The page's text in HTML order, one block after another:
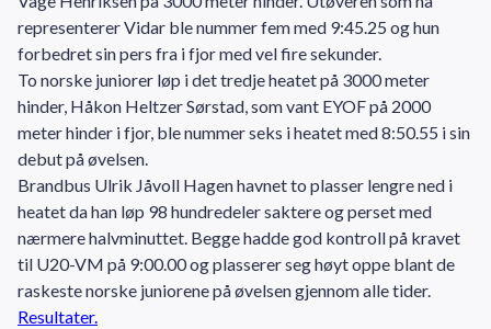
representerer Vidar ble nummer fem med 9:45.25 og hun
forbedret sin pers fra i fjor med vel fire sekunder.
To norske juniorer løp i det tredje heatet på 3000 meter
hinder, Håkon Heltzer Sørstad, som vant EYOF på 2000
meter hinder i fjor, ble nummer seks i heatet med 8:50.55 i sin
debut på øvelsen.
Brandbus Ulrik Jåvoll Hagen havnet to plasser lengre ned i
heatet da han løp 98 hundredeler saktere og perset med
nærmere halvminuttet. Begge hadde god kontroll på kravet
til U20-VM på 9:00.00 og plasserer seg høyt oppe blant de
raskeste norske juniorene på øvelsen gjennom alle tider.
Resultater.